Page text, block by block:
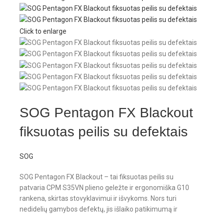
Click to enlarge
SOG Pentagon FX Blackout
fiksuotas peilis su defektais
SOG
SOG Pentagon FX Blackout – tai fiksuotas peilis su
patvaria CPM S35VN plieno geležte ir ergonomiška G10
rankena, skirtas stovyklavimui ir išvykoms. Nors turi
nedidelių gamybos defektų, jis išlaiko patikimumą ir